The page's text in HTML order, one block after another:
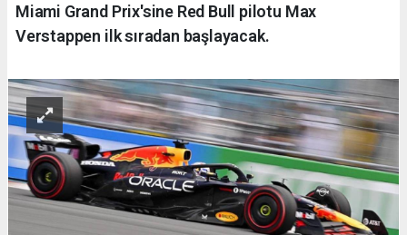
Miami Grand Prix'sine Red Bull pilotu Max
Verstappen ilk sıradan başlayacak.